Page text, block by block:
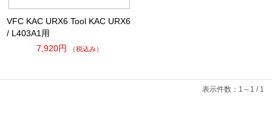
VFC KAC URX6 Tool KAC URX6
/ L403A1用
7,920円
（税込み）
表示件数：1～1 / 1